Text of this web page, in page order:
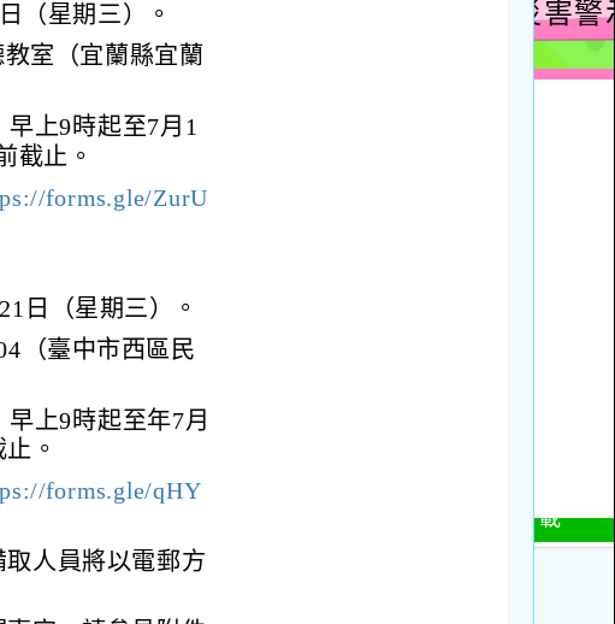
（星期三）。
室（宜蘭縣宜蘭
上9時起至7月1
截止。
forms.gle/ZurU
日（星期三）。
（臺中市西區民
上9時起至年7月
。
forms.gle/qHY
人員將以電郵方